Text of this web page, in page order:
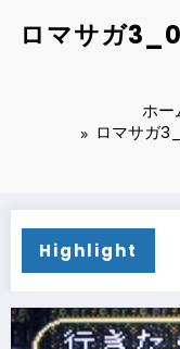
ロマサガ
ホー
ロマサガ
Highlight
カオゼロ_02〜オルレア